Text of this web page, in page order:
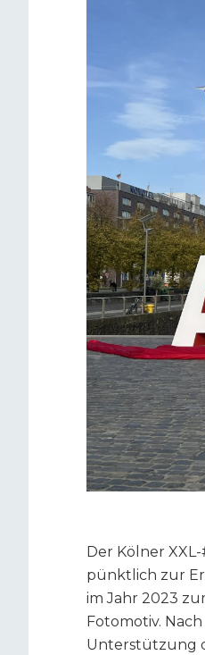
Der Kölner
pünktlich zur
im Jahr 2023
Fotomotiv.
Unterstützung